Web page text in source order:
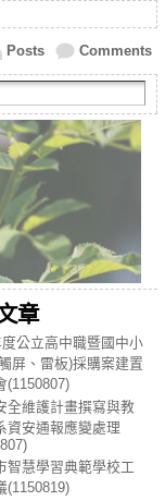
Comments
Posts
章
度公立高中職暨國中小
屏、雷板)採購案建置
(1150807)
全維護計畫撰寫與教
資安通報應變處理
智慧學習典範學校工
(1150819)